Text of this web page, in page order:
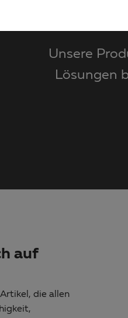
Unsere
Lösungen
auf
die allen